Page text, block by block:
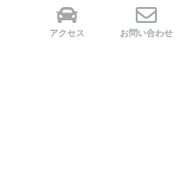
アクセス お問い合わせ